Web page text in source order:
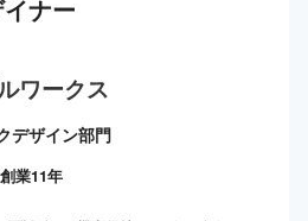
ナー
ワークス
デザイン部門
創業11年